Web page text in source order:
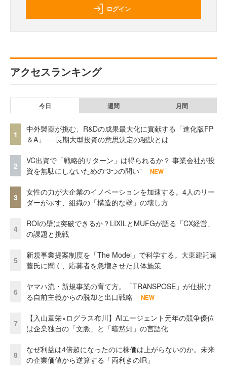
ログイン
アクセスランキング
今日 週間 月間
1
中外製薬が挑む、R&Dの成果最大化に貢献する「進化版FP
＆A」──長期大型投資の意思決定の秘訣とは
2
VC出資で「戦略的リターン」は得られるか？ 事業会社が投
資を無駄にしないための“3つの問い”
NEW
3
女性の力が大企業のイノベーションを加速する。4人のリー
ダーが示す、組織の「構造的な壁」の壊し方
4
ROIの壁は突破できるか？LIXILとMUFGが語る「CX経営」
の課題と挑戦
5
新規事業提案制度を「The Model」で科学する。大東建託遠
藤氏に聞く、応募者を急増させた具体施策
6
ヤマハ流・新規事業の育て方。「TRANSPOSE」が仕掛け
る自前主義からの脱却と出口戦略
NEW
7
【入山章栄×ログラス布川】AIエージェント元年の競争優位
は企業独自の「文脈」と「暗黙知」の言語化
8
なぜ利益は4倍超になったのに株価は上がらないのか。未来
の企業価値から逆算する「両利きのIR」